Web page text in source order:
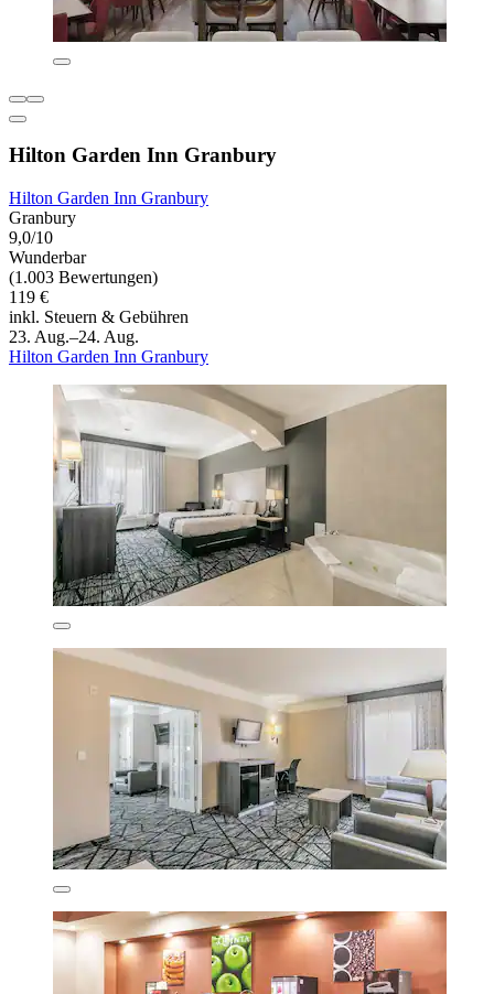
Hilton Garden Inn Granbury
Hilton Garden Inn Granbury
Granbury
9,0/10
Wunderbar
(1.003 Bewertungen)
119 €
inkl. Steuern & Gebühren
23. Aug.–24. Aug.
Hilton Garden Inn Granbury